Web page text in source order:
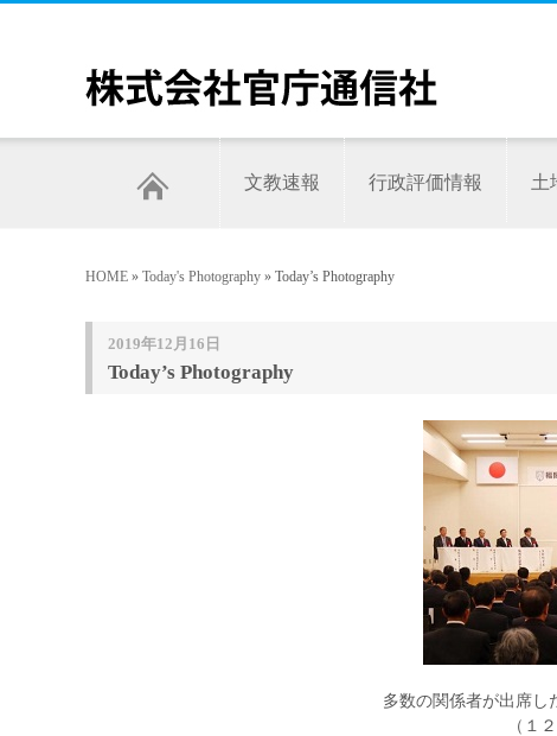
文教速報 行政評価情報 土
HOME » Today's Photography » Today’s Photography
2019年12月16日
Today’s Photography
多数の関係者が出席し
（１